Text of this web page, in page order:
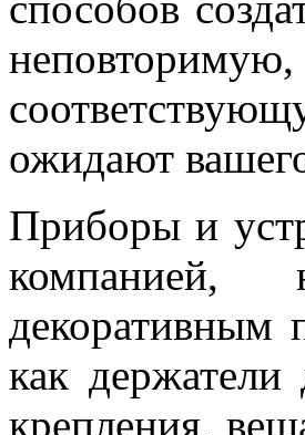
ожидают
Приборы и
компанией,
декоративным
как
крепления,